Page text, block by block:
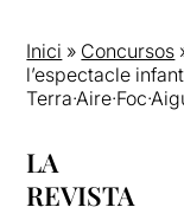
Inici » Concursos
l’espectacle
LA
REVISTA